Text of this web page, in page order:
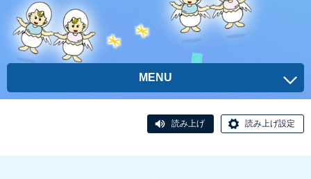
MENU
読み上げ 読み上げ設定